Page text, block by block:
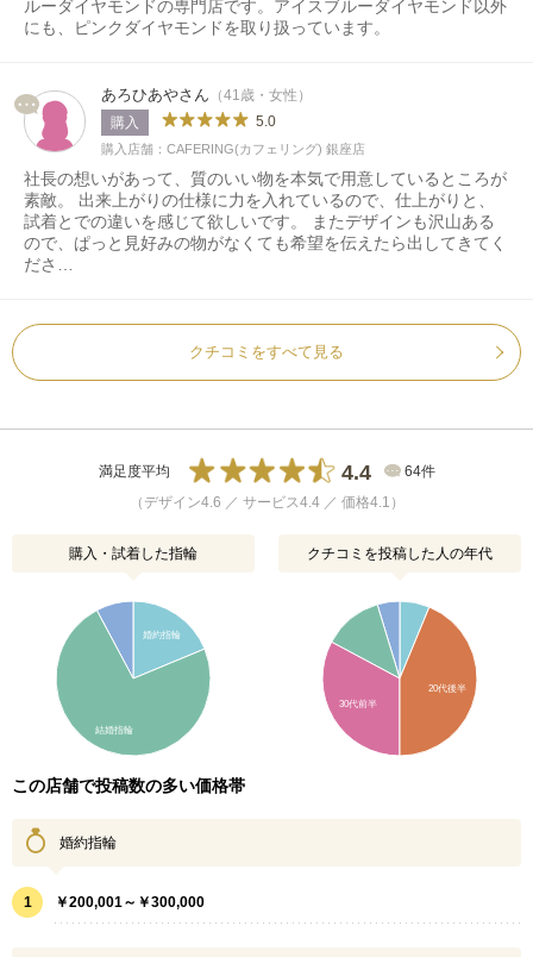
ルーダイヤモンドの専門店です。アイスブルーダイヤモンド以外
にも、ピンクダイヤモンドを取り扱っています。
あろひあやさん （41歳・女性）
購入
5.0
購入店舗：CAFERING(カフェリング) 銀座店
社長の想いがあって、質のいい物を本気で用意しているところが
素敵。 出来上がりの仕様に力を入れているので、仕上がりと、
試着とでの違いを感じて欲しいです。 またデザインも沢山ある
ので、ぱっと見好みの物がなくても希望を伝えたら出してきてく
ださ…
クチコミをすべて見る
満足度平均 4.4
64件
（デザイン4.6 ／ サービス4.4 ／ 価格4.1）
購入・試着した指輪
婚約指輪
結婚指輪
クチコミを投稿した人の年代
30代前半
20代後半
この店舗で投稿数の多い価格帯
婚約指輪
1 ￥200,001～￥300,000